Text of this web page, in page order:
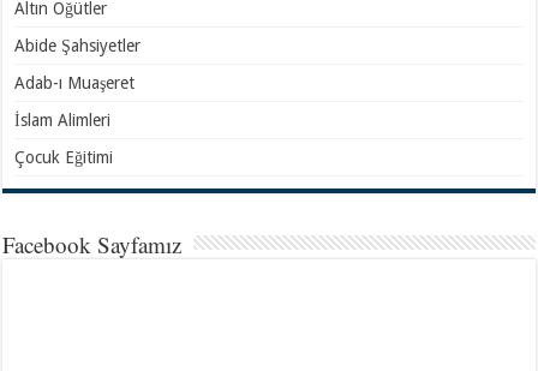
Altın Öğütler
Abide Şahsiyetler
Adab-ı Muaşeret
İslam Alimleri
Çocuk Eğitimi
Facebook Sayfamız